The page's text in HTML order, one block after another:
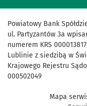
Powiatowy Bank
ul. Partyzantów 3a
numerem KRS
Lublinie z siedzibą w
Krajowego Rejestru
000502049
Mapa